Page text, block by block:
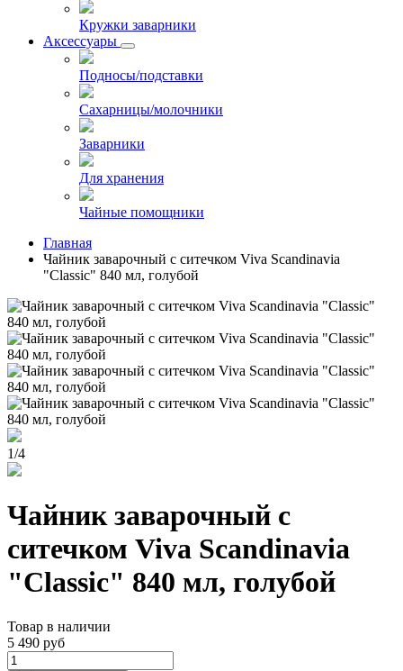
Кружки заварники
Аксессуары
Подносы/подставки
Сахарницы/молочники
Заварники
Для хранения
Чайные помощники
Главная
Чайник заварочный с ситечком Viva Scandinavia
"Classic" 840 мл, голубой
1/4
Чайник заварочный с
ситечком Viva Scandinavia
"Classic" 840 мл, голубой
Товар в наличии
5 490 руб